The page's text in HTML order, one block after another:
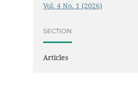
Vol. 4 No. 1 (2026)
SECTION
Articles